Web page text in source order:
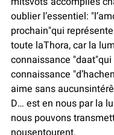
oublier l’essentiel:
prochain"qui
toute laThora, car la
connaissance
connaissance
aime sans
D… est en nous par la
nous pouvons